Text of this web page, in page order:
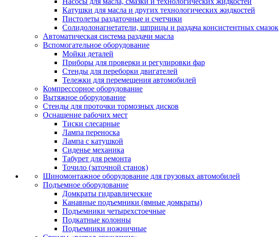
Катушки для масла и других технологических жидкостей
Пистолеты раздаточные и счетчики
Солидолонагнетатели, шприцы и раздача консистентных смазок
Автоматическая система раздачи масла
Вспомогательное оборудование
Мойки деталей
Приборы для проверки и регулировки фар
Стенды для переборки двигателей
Тележки для перемещения автомобилей
Компрессорное оборудование
Вытяжное оборудование
Стенды для проточки тормозных дисков
Оснащение рабочих мест
Тиски слесарные
Лампа переноска
Лампа с катушкой
Сиденье механика
Табурет для ремонта
Точило (заточной станок)
Шиномонтажное оборудование для грузовых автомобилей
Подъемное оборудование
Домкраты гидравлические
Канавные подъемники (ямные домкраты)
Подъемники четырехстоечные
Подкатные колонны
Подъемники ножничные